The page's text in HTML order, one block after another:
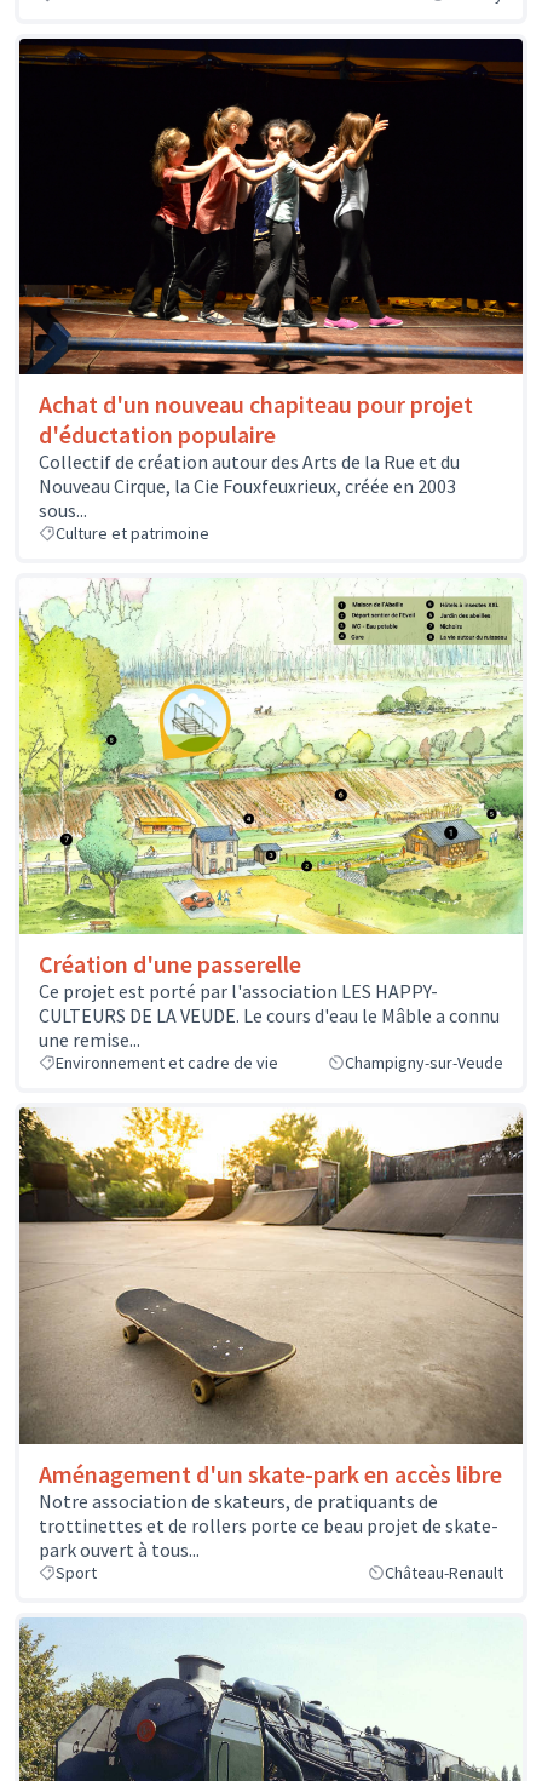
Achat d'un nouveau chapiteau pour projet
d'éductation populaire
Collectif de création autour des Arts de la Rue et du
Nouveau Cirque, la Cie Fouxfeuxrieux, créée en 2003
sous...
Culture et patrimoine
Création d'une passerelle
Ce projet est porté par l'association LES HAPPY-
CULTEURS DE LA VEUDE. Le cours d'eau le Mâble a connu
une remise...
Environnement et cadre de vie Champigny-sur-Veude
Aménagement d'un skate-park en accès libre
Notre association de skateurs, de pratiquants de
trottinettes et de rollers porte ce beau projet de skate-
park ouvert à tous...
Sport Château-Renault